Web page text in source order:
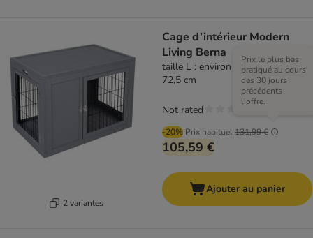
2 variantes
Cage d’intérieur Modern
Living Berna
taille L : environ L 100 x l 64 x H
72,5 cm
-20% Prix habituel131,99 €
Prix le plus bas
pratiqué au cours
des 30 jours
précédents
l'offre.
105,59 €
Not rated
Ajouter au panier